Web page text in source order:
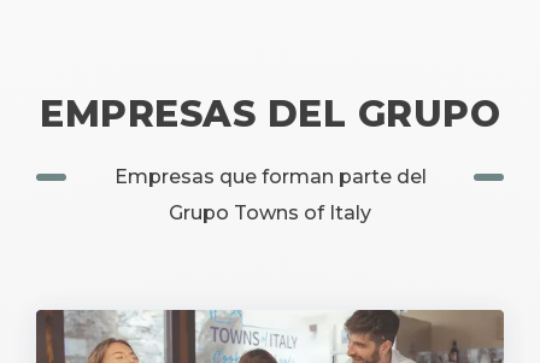
EMPRESAS DEL GRUPO
Empresas que forman parte del
Grupo Towns of Italy